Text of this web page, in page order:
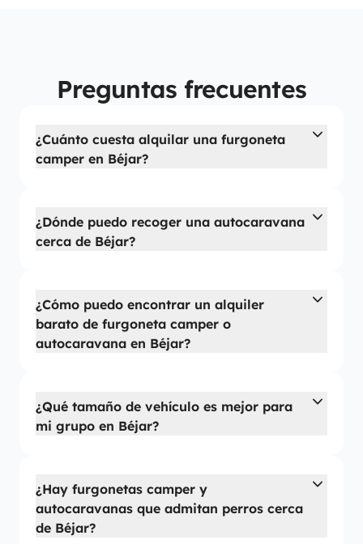
Preguntas frecuentes
¿Cuánto cuesta alquilar una furgoneta
camper en Béjar?
¿Dónde puedo recoger una autocaravana
cerca de Béjar?
¿Cómo puedo encontrar un alquiler
barato de furgoneta camper o
autocaravana en Béjar?
¿Qué tamaño de vehículo es mejor para
mi grupo en Béjar?
¿Hay furgonetas camper y
autocaravanas que admitan perros cerca
de Béjar?